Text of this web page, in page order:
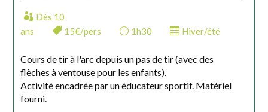
Dès 10
ans
15€/pers 1h30 Hiver/été
Cours de tir à l'arc depuis un pas de tir (avec des
flèches à ventouse pour les enfants).
Activité encadrée par un éducateur sportif. Matériel
fourni.